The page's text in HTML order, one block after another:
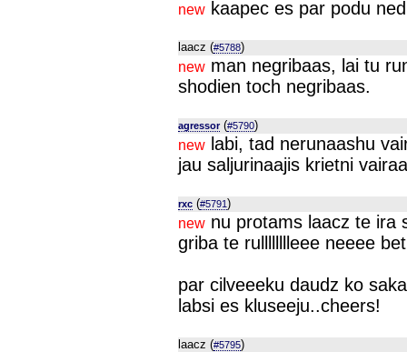
new kaapec es par podu
laacz (#5788)
new man negribaas, lai tu
shodien toch negribaas.
agressor(#5790)
new labi, tad nerunaashu
jau saljurinaajis krietni
rxc (#5791)
new nu protams laacz te ira
griba te rulllllllleee neeee
par cilveeeku daudz ko
labsi es kluseeju..cheers!
laacz (#5795)